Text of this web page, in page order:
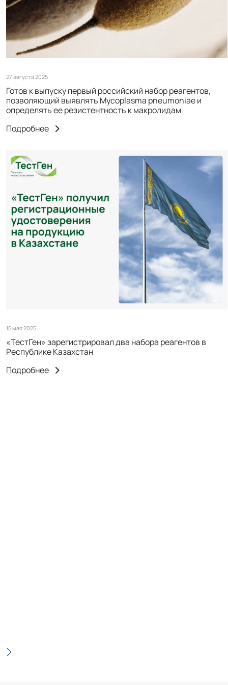
27 августа 2025
Готов к выпуску первый российский набор реагентов,
позволяющий выявлять Mycoplasma pneumoniae и
определять ее резистентность к макролидам
Подробнее
15 мая 2025
«ТестГен» зарегистрировал два набора реагентов в
Республике Казахстан
Подробнее